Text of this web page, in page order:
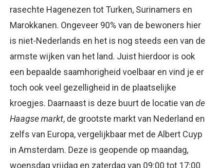
rasechte Hagenezen tot Turken, Surinamers en
Marokkanen. Ongeveer 90% van de bewoners hier
is niet-Nederlands en het is nog steeds een van de
armste wijken van het land. Juist hierdoor is ook
een bepaalde saamhorigheid voelbaar en vind je er
toch ook veel gezelligheid in de plaatselijke
kroegjes. Daarnaast is deze buurt de locatie van de
Haagse markt, de grootste markt van Nederland en
zelfs van Europa, vergelijkbaar met de Albert Cuyp
in Amsterdam. Deze is geopende op maandag,
woensdag vrijdag en zaterdag van 09:00 tot 17:00